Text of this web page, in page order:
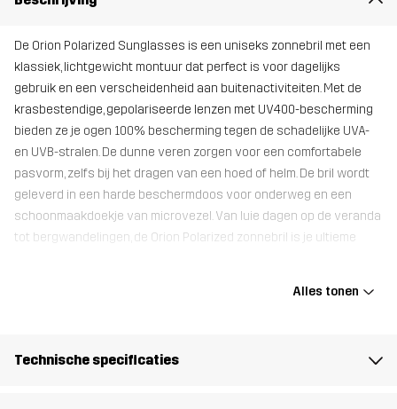
De Orion Polarized Sunglasses is een uniseks zonnebril met een
klassiek, lichtgewicht montuur dat perfect is voor dagelijks
gebruik en een verscheidenheid aan buitenactiviteiten. Met de
krasbestendige, gepolariseerde lenzen met UV400-bescherming
bieden ze je ogen 100% bescherming tegen de schadelijke UVA-
en UVB-stralen. De dunne veren zorgen voor een comfortabele
pasvorm, zelfs bij het dragen van een hoed of helm. De bril wordt
geleverd in een harde beschermdoos voor onderweg en een
schoonmaakdoekje van microvezel. Van luie dagen op de veranda
tot bergwandelingen, de Orion Polarized zonnebril is je ultieme
Ontworpen
ALLROUND
Alles tonen
Technische specificaties